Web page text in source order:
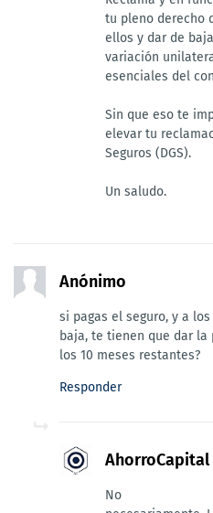
tu pleno derecho
ellos y dar de
variación
esenciales del
Sin que eso te
elevar tu
Seguros (DGS).
Un saludo.
Anónimo
si pagas el seguro, y a
baja, te tienen que dar
los 10 meses restantes?
Responder
AhorroCapital
No